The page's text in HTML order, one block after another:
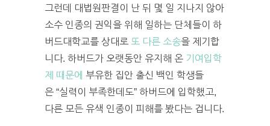
그런데 대법원판결이 난 뒤 몇 일 지나지 않아
소수 인종의 권익을 위해 일하는 단체들이 하
버드대학교를 상대로 또 다른 소송을 제기합
니다. 하버드가 오랫동안 유지해 온 기여입학
제 때문에 부유한 집안 출신 백인 학생들
은 “실력이 부족한데도” 하버드에 입학했고,
다른 모든 유색 인종이 피해를 봤다는 겁니다.